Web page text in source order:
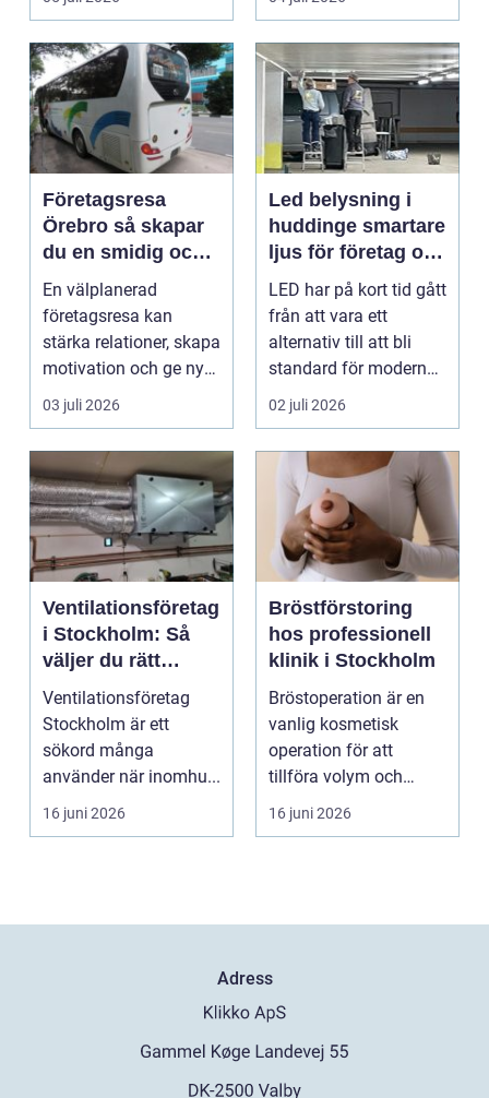
Företagsresa
Örebro så skapar
du en smidig och
minnesvärd resa
för hela teamet
En välplanerad
företagsresa kan
stärka relationer, skapa
motivation och ge ny
energi till både chefe...
03 juli 2026
Led belysning i
huddinge smartare
ljus för företag och
fastigheter
LED har på kort tid gått
från att vara ett
alternativ till att bli
standard för modern
belysning. Fö...
02 juli 2026
Ventilationsföretag
i Stockholm: Så
väljer du rätt
partner för frisk
luft inomhus
Ventilationsföretag
Stockholm är ett
sökord många
använder när inomhu...
16 juni 2026
Bröstförstoring
hos professionell
klinik i Stockholm
Bröstoperation är en
vanlig kosmetisk
operation för att
tillföra volym och
skapa...
16 juni 2026
Adress